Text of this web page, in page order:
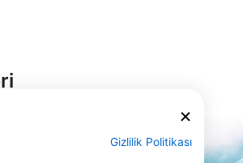
Gizlilik Politikası